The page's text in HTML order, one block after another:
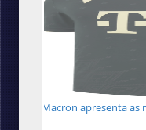
Macron apresenta as